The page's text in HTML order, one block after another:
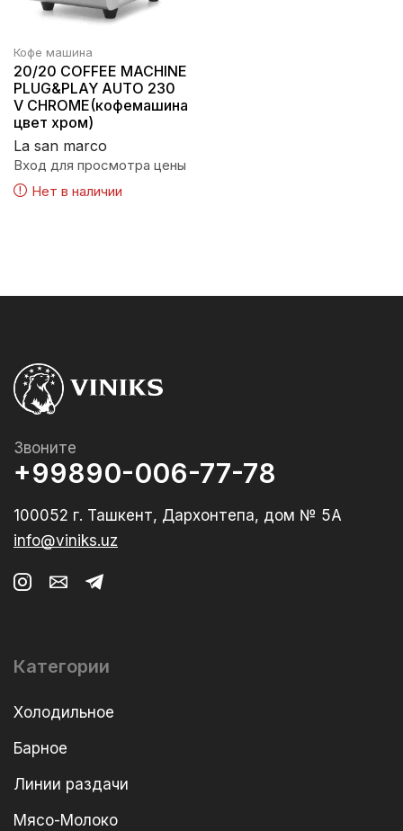
Кофе машина
20/20 COFFEE MACHINE
PLUG&PLAY AUTO 230
V CHROME(кофемашина
цвет хром)
La san marco
Вход для просмотра цены
Нет в наличии
Звоните
+99890-006-77-78
100052 г. Ташкент, Дархонтепа, дом № 5А
info@viniks.uz
Категории
Холодильное
Барное
Линии раздачи
Мясо-Молоко